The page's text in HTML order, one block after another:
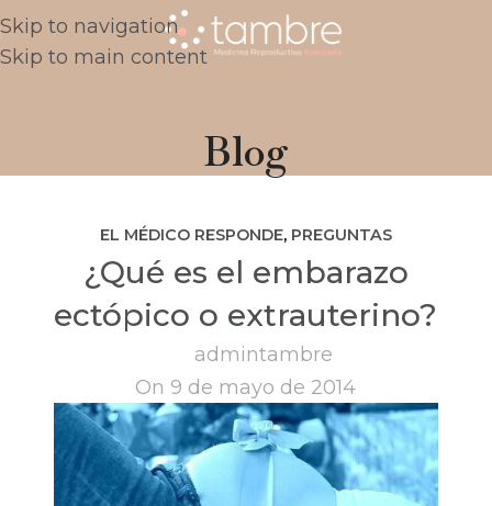
Skip to navigation
Skip to main content
Blog
EL MÉDICO RESPONDE, PREGUNTAS
FRECUENTES
¿Qué es el embarazo
ectópico o extrauterino?
admintambre
On 9 de mayo de 2014